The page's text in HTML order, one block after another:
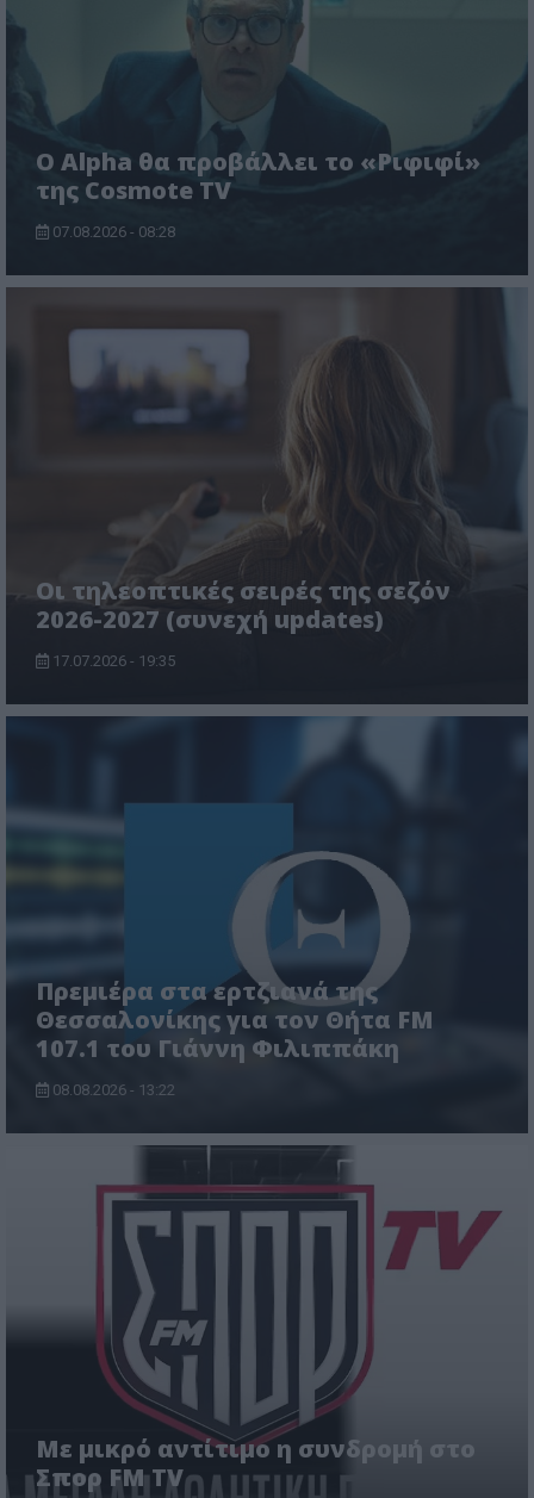
Ο Alpha θα προβάλλει το «Ριφιφί»
της Cosmote TV
07.08.2026 - 08:28
Οι τηλεοπτικές σειρές της σεζόν
2026-2027 (συνεχή updates)
17.07.2026 - 19:35
Πρεμιέρα στα ερτζιανά της
Θεσσαλονίκης για τον Θήτα FM
107.1 του Γιάννη Φιλιππάκη
08.08.2026 - 13:22
Με μικρό αντίτιμο η συνδρομή στο
Σπορ FM TV